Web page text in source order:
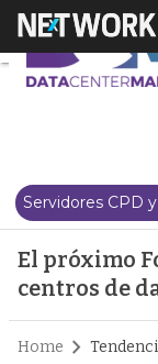
Servidores CPD
El próximo
centros de
Home